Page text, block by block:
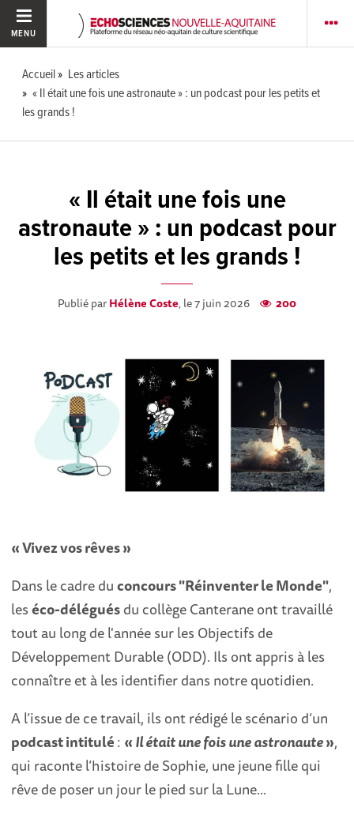
MENU
Accueil
Les articles
« Il était une fois une astronaute » : un podcast pour les petits et
les grands !
« Il était une fois une
astronaute » : un podcast pour
les petits et les grands !
Publié parHélène Coste, le 7 juin 2026 200
« Vivez vos rêves »
Dans le cadre duconcours "Réinventer le Monde",
leséco-déléguésdu collège Canterane ont travaillé
tout au long de l'année sur les Objectifs de
Développement Durable (ODD). Ils ont appris à les
connaître et à les identifier dans notre quotidien.
A l’issue de ce travail, ils ont rédigé le scénario d’un
podcast intitulé: «Il était une fois une astronaute»,
qui raconte l’histoire de Sophie, une jeune fille qui
rêve de poser un jour le pied sur la Lune...